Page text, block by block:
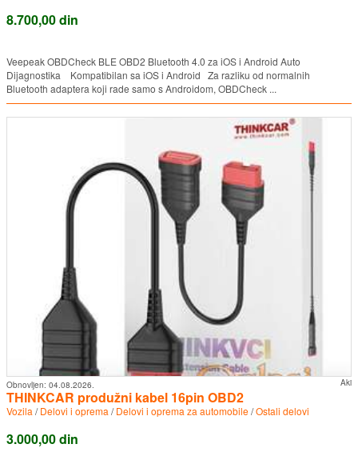
8.700,00 din
Veepeak OBDCheck BLE OBD2 Bluetooth 4.0 za iOS i Android Auto
Dijagnostika Kompatibilan sa iOS i Android Za razliku od normalnih
Bluetooth adaptera koji rade samo s Androidom, OBDCheck ...
Aki
Obnovljen: 04.08.2026.
THINKCAR produžni kabel 16pin OBD2
Vozila /Delovi i oprema /Delovi i oprema za automobile/Ostali delovi
3.000,00 din